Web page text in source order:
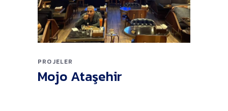
PROJELER
Mojo Ataşehir